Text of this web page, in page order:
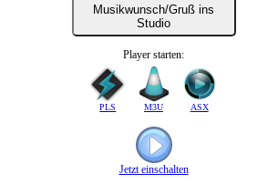
Musikwunsch/Gruß ins
Studio
Player starten:
PLS M3U ASX
Jetzt einschalten